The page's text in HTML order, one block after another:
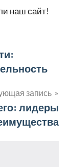
наш сайт!
запись
лидеры